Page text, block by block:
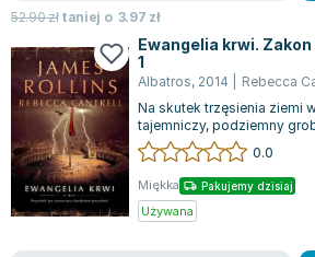
Joseph Murphy
Jan Sztaudynger
Aleksander Puszkin
Oscar Wilde
Małgorzata Ohme
Maddie Ziegler
Leszek Czarnecki
Joanna Racewicz
52.90złtaniej o 3.97 zł
Ewangelia krwi.
1
Albatros, 2014 Rebecca
Na skutek trzęsienia ziemi
tajemniczy, podziemny
rozpoczyna się pełna
0.0
Miękka Pakujemy dzisiaj
Używana